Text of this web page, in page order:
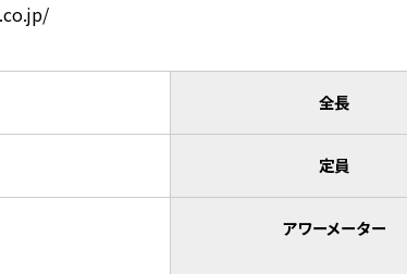
全長
定員
アワーメーター